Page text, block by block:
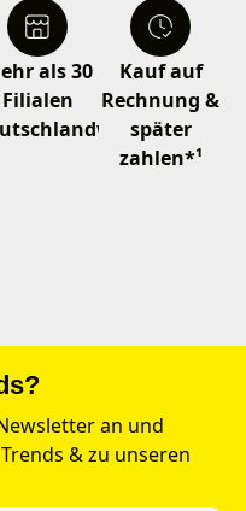
als 30
Filialen
Kauf auf
Rechnung &
später
zahlen*¹
an und
& zu unseren